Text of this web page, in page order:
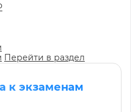
Перейти в раздел
к экзаменам